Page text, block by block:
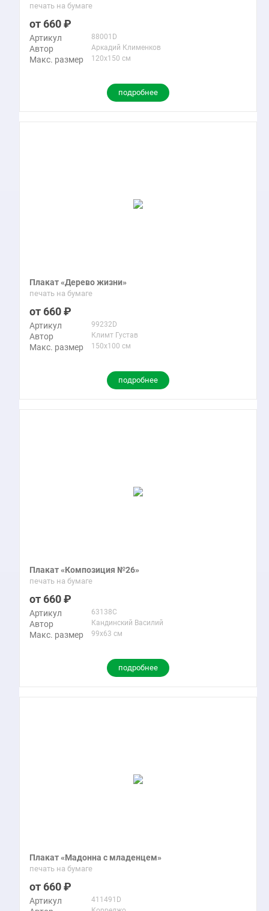
печать на бумаге
660
Артикул 88001D
Автор Аркадий Клименков
Макс. размер 120x150 см
подробнее
Плакат «Дерево жизни»
печать на бумаге
660
Артикул 99232D
Автор Климт Густав
Макс. размер 150x100 см
подробнее
Плакат «Композиция №26»
печать на бумаге
660
Артикул 63138C
Автор Кандинский Василий
Макс. размер 99x63 см
подробнее
Плакат «Мадонна с младенцем»
печать на бумаге
660
Артикул 411491D